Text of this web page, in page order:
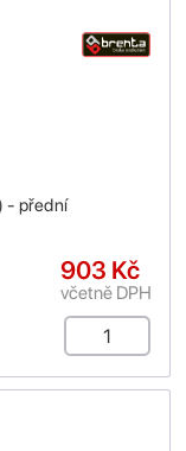
- přední
903 Kč
včetně DPH